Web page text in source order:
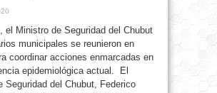
el Ministro de Seguridad del Chubut
municipales se reunieron en
coordinar acciones enmarcadas en
epidemiológica actual. El
Seguridad del Chubut, Federico